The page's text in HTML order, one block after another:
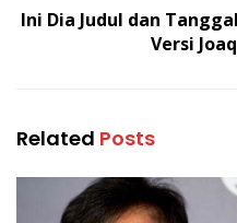
Ini Dia Judul dan
Versi
Related Posts